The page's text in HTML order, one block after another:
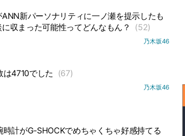
新パーソナリティに一ノ瀬を提示したも
収まった可能性ってどんなもん？
(52)
乃木坂46
4710でした (67)
乃木坂46
計がG-SHOCKでめちゃくちゃ好感持てる